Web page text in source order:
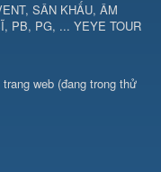
SÂN KHẤU, ÂM
PB, PG, ... YEYE TOUR
trang web (đang trong thử